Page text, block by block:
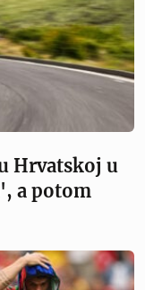
Hrvatskoj u
a potom